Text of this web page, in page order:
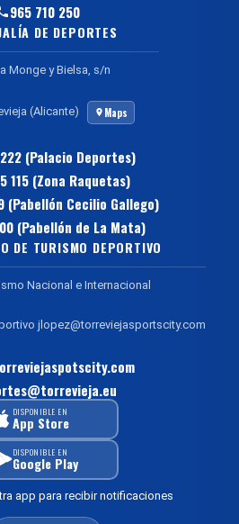
965 710 250
DE DEPORTES
Monge y Bielsa, s/n
(Alicante) Maps
222 (Palacio Deportes)
115 (Zona Raquetas)
(Pabellón Cecilio Gallego)
(Pabellón de La Mata)
DE TURISMO DEPORTIVO
Nacional e Internacional
jlopez@torreviejasportscity.com
DISPONIBLE EN
App Store
DISPONIBLE EN
Google Play
app para recibir notificaciones